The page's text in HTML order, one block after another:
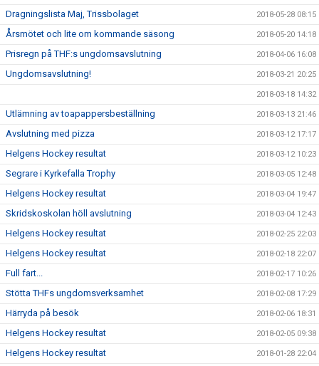
Dragningslista Maj, Trissbolaget 2018-05-28 08:15
Årsmötet och lite om kommande säsong 2018-05-20 14:18
Prisregn på THF:s ungdomsavslutning 2018-04-06 16:08
Ungdomsavslutning! 2018-03-21 20:25
2018-03-18 14:32
Utlämning av toapappersbeställning 2018-03-13 21:46
Avslutning med pizza 2018-03-12 17:17
Helgens Hockey resultat 2018-03-12 10:23
Segrare i Kyrkefalla Trophy 2018-03-05 12:48
Helgens Hockey resultat 2018-03-04 19:47
Skridskoskolan höll avslutning 2018-03-04 12:43
Helgens Hockey resultat 2018-02-25 22:03
Helgens Hockey resultat 2018-02-18 22:07
Full fart... 2018-02-17 10:26
Stötta THFs ungdomsverksamhet 2018-02-08 17:29
Härryda på besök 2018-02-06 18:31
Helgens Hockey resultat 2018-02-05 09:38
Helgens Hockey resultat 2018-01-28 22:04